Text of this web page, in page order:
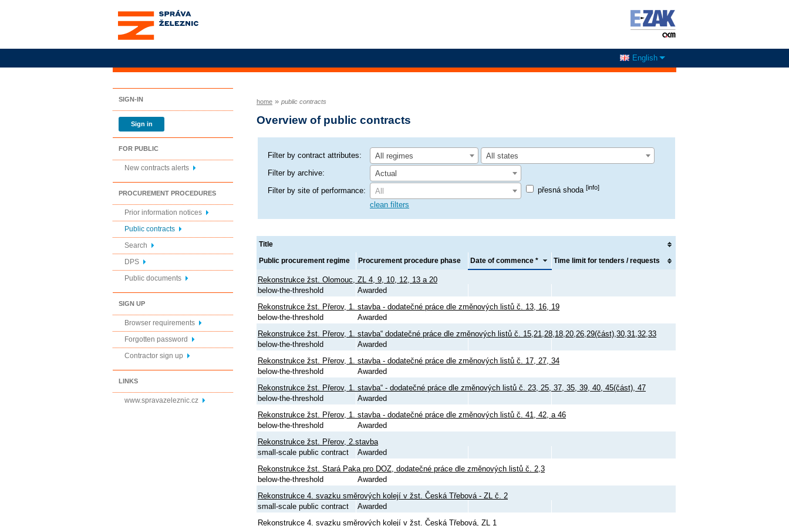
Správa železnic, státní
organizace
English
SIGN-IN
Sign in
FOR PUBLIC
New contracts alerts
PROCUREMENT PROCEDURES
Prior information notices
Public contracts
Search
DPS
Public documents
SIGN UP
Browser requirements
Forgotten password
Contractor sign up
LINKS
www.spravazeleznic.cz
home » public contracts
Overview of public contracts
Filter by contract attributes: All regimes
All states
Filter by archive:
Actual
Filter by site of performance:
All přesná shoda [info]
clean filters
Title
Public procurement regime Procurement procedure phase Date of commence * Time limit for tenders / requests
Rekonstrukce žst. Olomouc, ZL 4, 9, 10, 12, 13 a 20
below-the-threshold
Awarded
Rekonstrukce žst. Přerov, 1. stavba - dodatečné práce dle změnových listů č. 13, 16, 19
below-the-threshold
Awarded
Rekonstrukce žst. Přerov, 1. stavba“ dodatečné práce dle změnových listů č. 15,21,28,18,20,26,29(část),30,31,32,33
below-the-threshold
Awarded
Rekonstrukce žst. Přerov, 1. stavba - dodatečné práce dle změnových listů č. 17, 27, 34
below-the-threshold
Awarded
Rekonstrukce žst. Přerov, 1. stavba“ - dodatečné práce dle změnových listů č. 23, 25, 37, 35, 39, 40, 45(část), 47
below-the-threshold
Awarded
Rekonstrukce žst. Přerov, 1. stavba - dodatečné práce dle změnových listů č. 41, 42, a 46
below-the-threshold
Awarded
Rekonstrukce žst. Přerov, 2.stavba
small-scale public contract
Awarded
Rekonstrukce žst. Stará Paka pro DOZ, dodatečné práce dle změnových listů č. 2,3
below-the-threshold
Awarded
Rekonstrukce 4. svazku směrových kolejí v žst. Česká Třebová - ZL č. 2
small-scale public contract
Awarded
Rekonstrukce 4. svazku směrových kolejí v žst. Česká Třebová, ZL 1